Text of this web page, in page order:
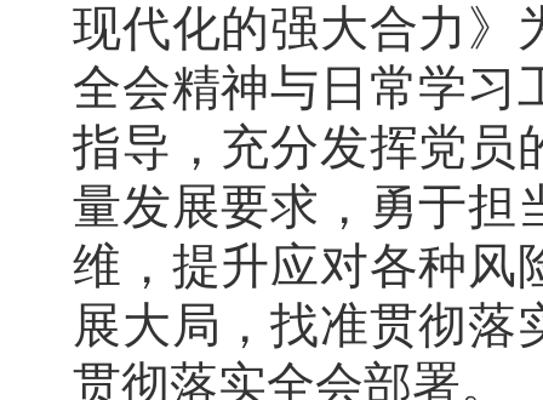
现代化的强大合力》
全会精神与日常学习
指导，充分发挥党员
量发展要求，勇于担
维，提升应对各种风
展大局，找准贯彻落
贯彻落实全会部署。